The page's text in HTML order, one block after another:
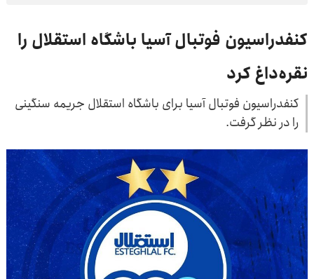
کنفدراسیون فوتبال آسیا باشگاه استقلال را
نقره‌داغ کرد
کنفدراسیون فوتبال آسیا برای باشگاه استقلال جریمه سنگینی
را در نظر گرفت.